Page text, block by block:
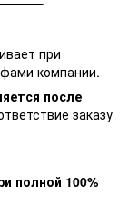
при
компании.
после
заказу
полной 100%